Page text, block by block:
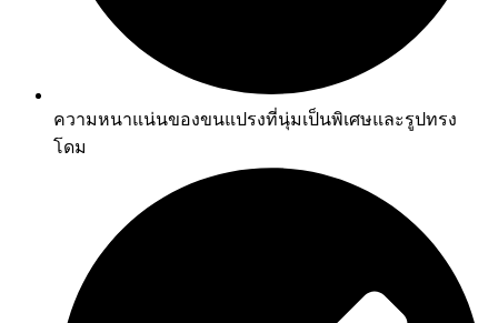
ความหนาแน่นของขนแปรงที่นุ่มเป็นพิเศษและรูปทรง
โดม